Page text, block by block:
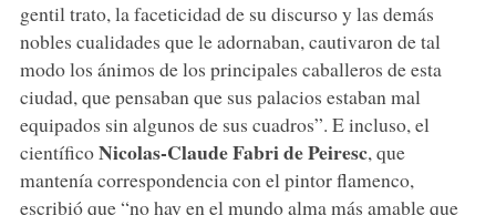
gentil trato, la faceticidad de su discurso y las demás
nobles cualidades que le adornaban, cautivaron de tal
modo los ánimos de los principales caballeros de esta
ciudad, que pensaban que sus palacios estaban mal
equipados sin algunos de sus cuadros”. E incluso, el
científicoNicolas-Claude Fabri de Peiresc, que
mantenía correspondencia con el pintor flamenco,
escribió que “no hay en el mundo alma más amable que